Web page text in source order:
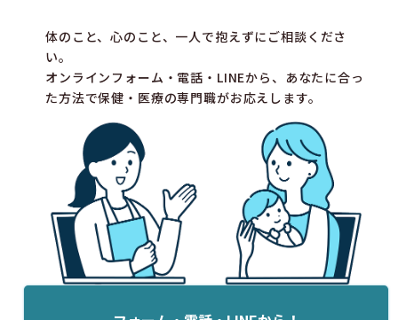
体のこと、心のこと、一人で抱えずにご相談くださ
い。
オンラインフォーム・電話・LINEから、あなたに合っ
た方法で保健・医療の専門職がお応えします。